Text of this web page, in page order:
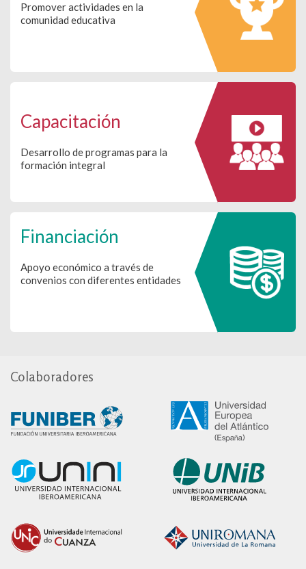
Promover actividades en la
comunidad educativa
Capacitación
Desarrollo de programas para la
formación integral
Financiación
Apoyo económico a través de
convenios con diferentes entidades
Colaboradores